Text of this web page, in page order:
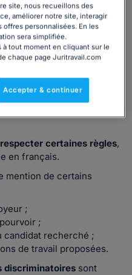
le
d'emploi conforme à
certaines règles,
en français.
mention de certains
;
;
candidat recherché ;
de travail proposées.
discriminatoires sont
site, nous recueillons des
améliorer notre site, interagir
personnalisées. En les
sera simplifiée.
à tout moment en cliquant sur le
chaque page Juritravail.com
Accepter & continuer